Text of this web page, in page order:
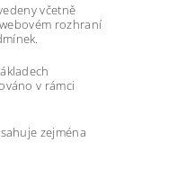
včetně
rozhraní
v rámci
zejména